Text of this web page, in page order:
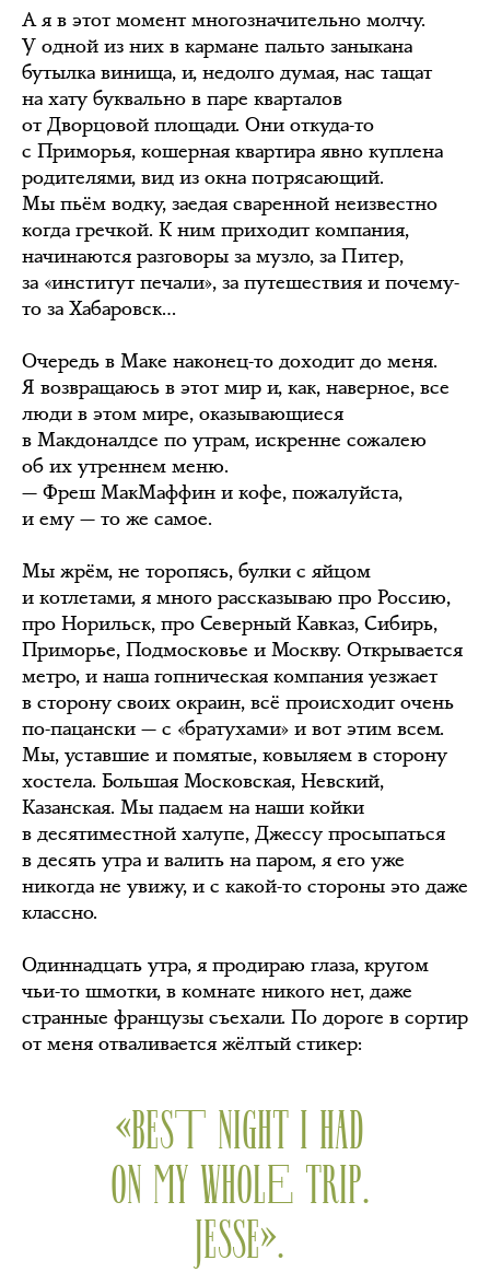
А я в этот момент многозначительно молчу.
У одной из них в кармане пальто заныкана
бутылка винища, и, недолго думая, нас тащат
на хату буквально в паре кварталов
от Дворцовой площади. Они откуда-то
с Приморья, кошерная квартира явно куплена
родителями, вид из окна потрясающий.
Мы пьём водку, заедая сваренной неизвестно
когда гречкой. К ним приходит компания,
начинаются разговоры за музло, за Питер,
за «институт печали», за путешествия и почему-
то за Хабаровск…
Очередь в Маке наконец-то доходит до меня.
Я возвращаюсь в этот мир и, как, наверное, все
люди в этом мире, оказывающиеся
в Макдоналдсе по утрам, искренне сожалею
об их утреннем меню.
— Фреш МакМаффин и кофе, пожалуйста,
и ему — то же самое.
Мы жрём, не торопясь, булки с яйцом
и котлетами, я много рассказываю про Россию,
про Норильск, про Северный Кавказ, Сибирь,
Приморье, Подмосковье и Москву. Открывается
метро, и наша гопническая компания уезжает
в сторону своих окраин, всё происходит очень
по-пацански — с «братухами» и вот этим всем.
Мы, уставшие и помятые, ковыляем в сторону
хостела. Большая Московская, Невский,
Казанская. Мы падаем на наши койки
в десятиместной халупе, Джессу просыпаться
в десять утра и валить на паром, я его уже
никогда не увижу, и с какой-то стороны это даже
классно.
Одиннадцать утра, я продираю глаза, кругом
чьи-то шмотки, в комнате никого нет, даже
странные французы съехали. По дороге в сортир
от меня отваливается жёлтый стикер:
«BEST NIGHT I HAD
ON MY WHOLE TRIP.
JESSE».